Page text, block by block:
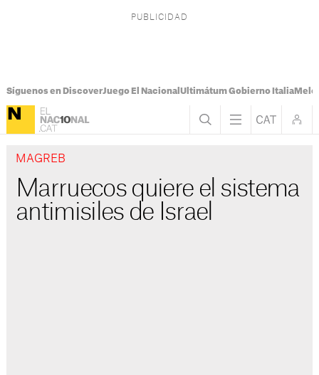
Síguenos en DiscoverJuego El Nacional Ultimátum Gobierno Italia
MAGREB
Marruecos quiere el sistema
antimisiles de Israel